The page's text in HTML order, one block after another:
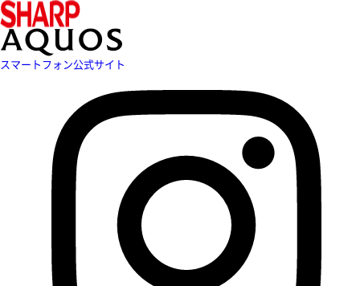
スマートフォン公式サイト